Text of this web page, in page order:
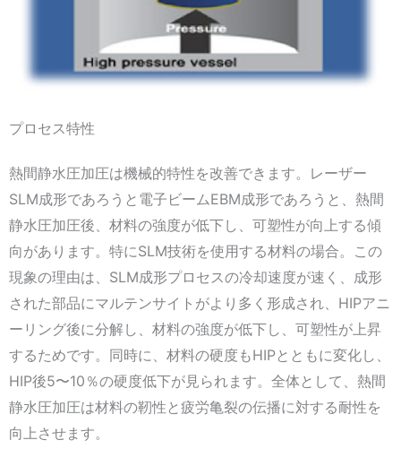
プロセス特性
熱間静水圧加圧は機械的特性を改善できます。レーザー
SLM成形であろうと電子ビームEBM成形であろうと、熱間
静水圧加圧後、材料の強度が低下し、可塑性が向上する傾
向があります。特にSLM技術を使用する材料の場合。この
現象の理由は、SLM成形プロセスの冷却速度が速く、成形
された部品にマルテンサイトがより多く形成され、HIPアニ
ーリング後に分解し、材料の強度が低下し、可塑性が上昇
するためです。同時に、材料の硬度もHIPとともに変化し、
HIP後5〜10％の硬度低下が見られます。全体として、熱間
静水圧加圧は材料の靭性と疲労亀裂の伝播に対する耐性を
向上させます。